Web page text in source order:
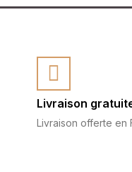
Livraison
Livraison offerte en